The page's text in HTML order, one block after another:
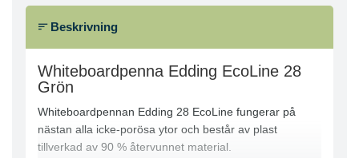
Beskrivning
Whiteboardpenna Edding EcoLine 28
Grön
Whiteboardpennan Edding 28 EcoLine fungerar på
nästan alla icke-porösa ytor och består av plast
tillverkad av 90 % återvunnet material.